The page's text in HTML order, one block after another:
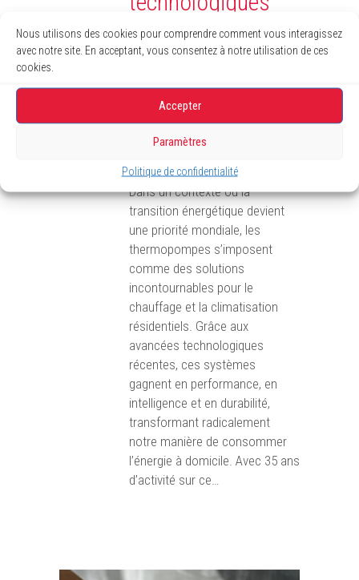
Nous utilisons des cookies pour comprendre comment vous interagissez
avec notre site. En acceptant, vous consentez à notre utilisation de ces
cookies.
Accepter
Paramètres
Politique de confidentialité
dans le domaine
des
thermopompes :
vers une efficacité
énergétique
révolutionnée
Dans un contexte où la
transition énergétique devient
une priorité mondiale, les
thermopompes s’imposent
comme des solutions
incontournables pour le
chauffage et la climatisation
résidentiels. Grâce aux
avancées technologiques
récentes, ces systèmes
gagnent en performance, en
intelligence et en durabilité,
transformant radicalement
notre manière de consommer
l’énergie à domicile. Avec 35 ans
d’activité sur ce…